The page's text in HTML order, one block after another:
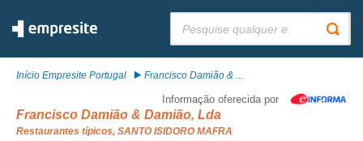
Início Empresite Portugal Francisco Damião & ...
Informação oferecida por
Francisco Damião & Damião, Lda
Restaurantes típicos, SANTO ISIDORO MAFRA